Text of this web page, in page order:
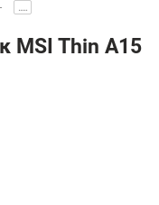
.....
MSI Thin A15